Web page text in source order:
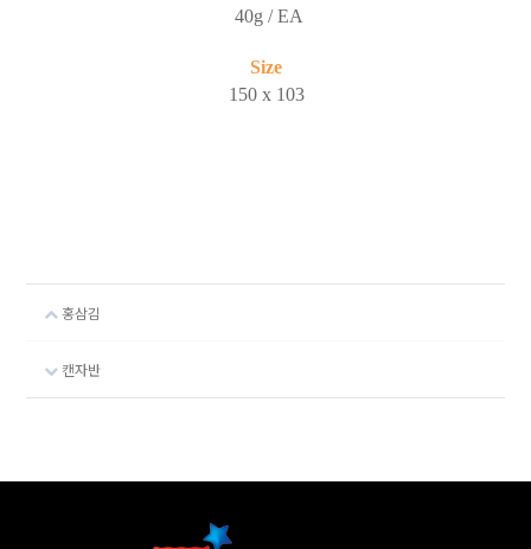
40g / EA
Size
150 x 103
홍삼김
캔자반